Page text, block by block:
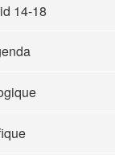
14-18